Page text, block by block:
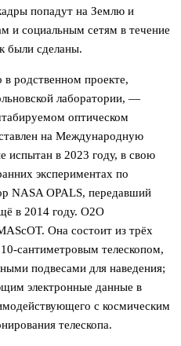
попадут на Землю и
и социальным сетям в течение
были сделаны.
в родственном проекте,
лаборатории, —
оптическом
на Международную
испытан в 2023 году, в свою
экспериментах по
NASA OPALS, передавший
в 2014 году. O2O
Она состоит из трёх
сантиметровым телескопом,
подвесами для наведения;
электронные данные в
с космическим
телескопа.